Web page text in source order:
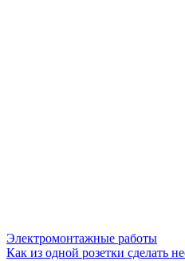
Электромонтажные работы
Как из одной розетки сделать